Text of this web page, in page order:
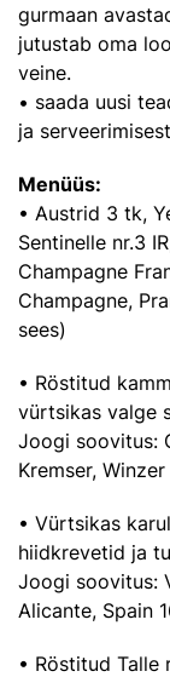
gurmaan
jutustab oma
veine.
• saada uusi
ja serveerimisest
Menüüs:
• Austrid 3 tk,
Sentinelle nr.3
Champagne
Champagne,
sees)
• Röstitud
vürtsikas valge
Joogi soovitus:
Kremser,
• Vürtsikas
hiidkrevetid ja
Joogi soovitus:
Alicante, Spain
• Röstitud